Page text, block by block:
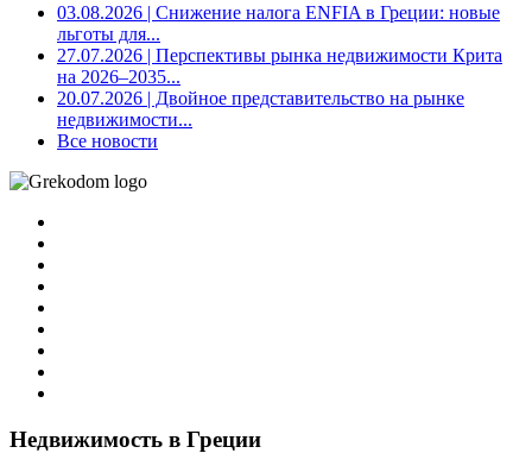
03.08.2026 | Снижение налога ENFIA в Греции: новые
льготы для...
27.07.2026 | Перспективы рынка недвижимости Крита
на 2026–2035...
20.07.2026 | Двойное представительство на рынке
недвижимости...
Все новости
Недвижимость в Греции